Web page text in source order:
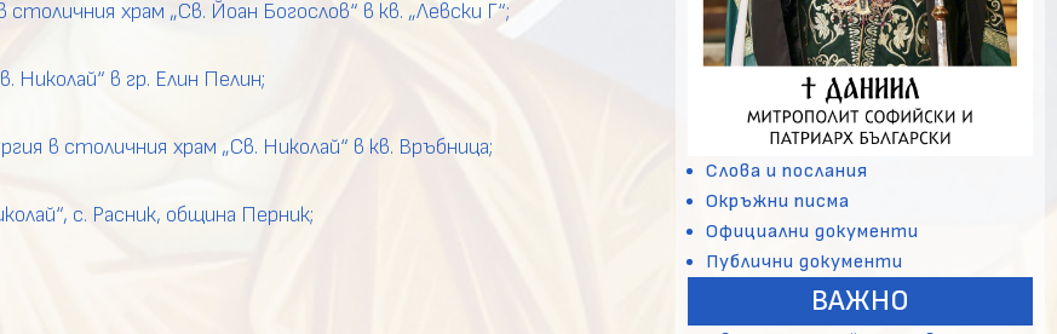
храм „Св. Йоан Богослов“ в кв. „Левски Г“;
Николай“ в гр. Елин Пелин;
в столичния храм „Св. Николай“ в кв. Връбница;
с. Расник, община Перник;
Слова и послания
Окръжни писма
Официални документи
Публични документи
ВАЖНО